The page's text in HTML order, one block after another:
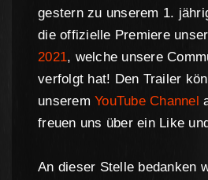
gestern zu unserem 1.
die offizielle Premiere
2021, welche unsere
verfolgt hat! Den Trailer
unseremYouTube Channel
freuen uns über ein Like
An dieser Stelle bedanken